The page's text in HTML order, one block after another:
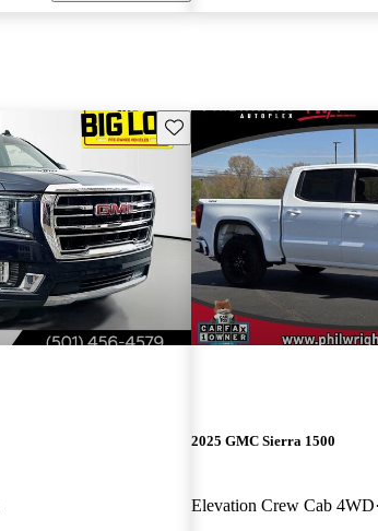
Guarda este Aviso
2025 GMC Sierra 1500
Elevation Crew Cab 4WD